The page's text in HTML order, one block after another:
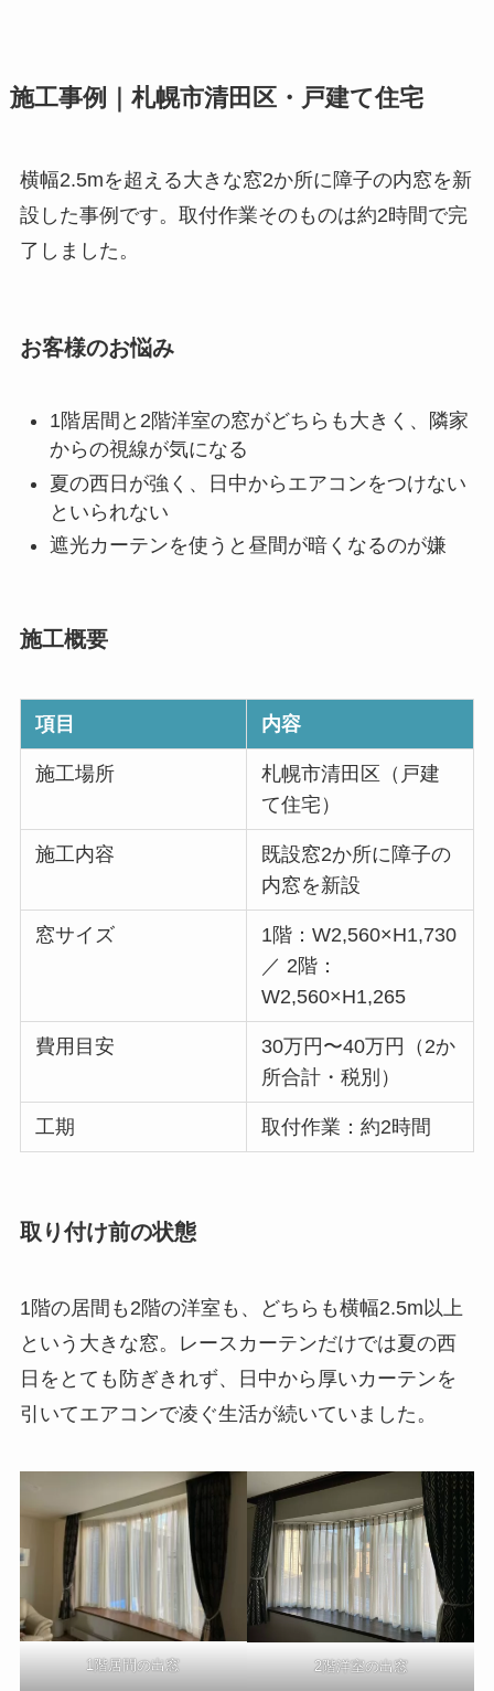
施工事例｜札幌市清田区・戸建て住宅
横幅2.5mを超える大きな窓2か所に障子の内窓を新
設した事例です。取付作業そのものは約2時間で完
了しました。
お客様のお悩み
1階居間と2階洋室の窓がどちらも大きく、隣家
からの視線が気になる
夏の西日が強く、日中からエアコンをつけない
といられない
遮光カーテンを使うと昼間が暗くなるのが嫌
施工概要
項目 内容
施工場所
札幌市清田区（戸建
て住宅）
施工内容
既設窓2か所に障子の
内窓を新設
窓サイズ
1階：W2,560×H1,730
／ 2階：
W2,560×H1,265
費用目安
30万円〜40万円（2か
所合計・税別）
工期 取付作業：約2時間
取り付け前の状態
1階の居間も2階の洋室も、どちらも横幅2.5m以上
という大きな窓。レースカーテンだけでは夏の西
日をとても防ぎきれず、日中から厚いカーテンを
引いてエアコンで凌ぐ生活が続いていました。
1階居間の出窓 2階洋室の出窓